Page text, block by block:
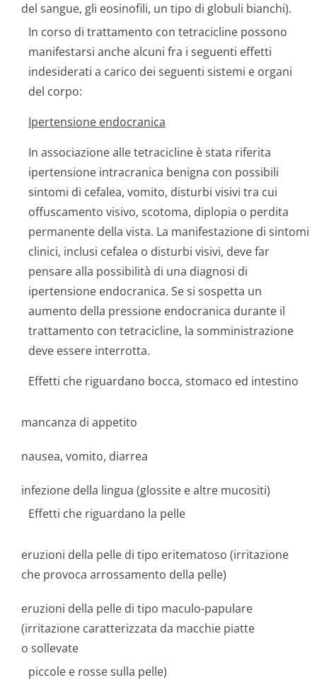
del sangue, gli eosinofili, un tipo di globuli bianchi).
In corso di trattamento con tetracicline possono
manifestarsi anche alcuni fra i seguenti effetti
indesiderati a carico dei seguenti sistemi e organi
del corpo:
Ipertensione endocranica
In associazione alle tetracicline è stata riferita
ipertensione intracranica benigna con possibili
sintomi di cefalea, vomito, disturbi visivi tra cui
offuscamento visivo, scotoma, diplopia o perdita
permanente della vista. La manifestazione di sintomi
clinici, inclusi cefalea o disturbi visivi, deve far
pensare alla possibilità di una diagnosi di
ipertensione endocranica. Se si sospetta un
aumento della pressione endocranica durante il
trattamento con tetracicline, la somministrazione
deve essere interrotta.
Effetti che riguardano bocca, stomaco ed intestino
mancanza di appetito
nausea, vomito, diarrea
infezione della lingua (glossite e altre mucositi)
Effetti che riguardano la pelle
eruzioni della pelle di tipo eritematoso (irritazione
che provoca arrossamento della pelle)
eruzioni della pelle di tipo maculo-papulare
(irritazione caratterizzata da macchie piatte
o sollevate
piccole e rosse sulla pelle)